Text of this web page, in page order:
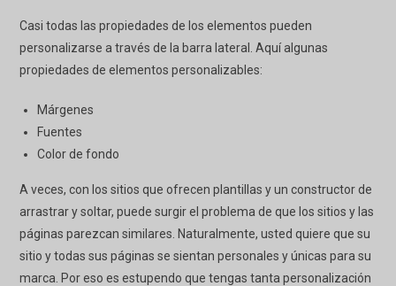
Casi todas las propiedades de los elementos pueden
personalizarse a través de la barra lateral. Aquí algunas
propiedades de elementos personalizables:
Márgenes
Fuentes
Color de fondo
A veces, con los sitios que ofrecen plantillas y un constructor de
arrastrar y soltar, puede surgir el problema de que los sitios y las
páginas parezcan similares. Naturalmente, usted quiere que su
sitio y todas sus páginas se sientan personales y únicas para su
marca. Por eso es estupendo que tengas tanta personalización